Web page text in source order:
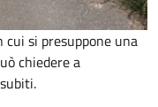
si presuppone una
chiedere a